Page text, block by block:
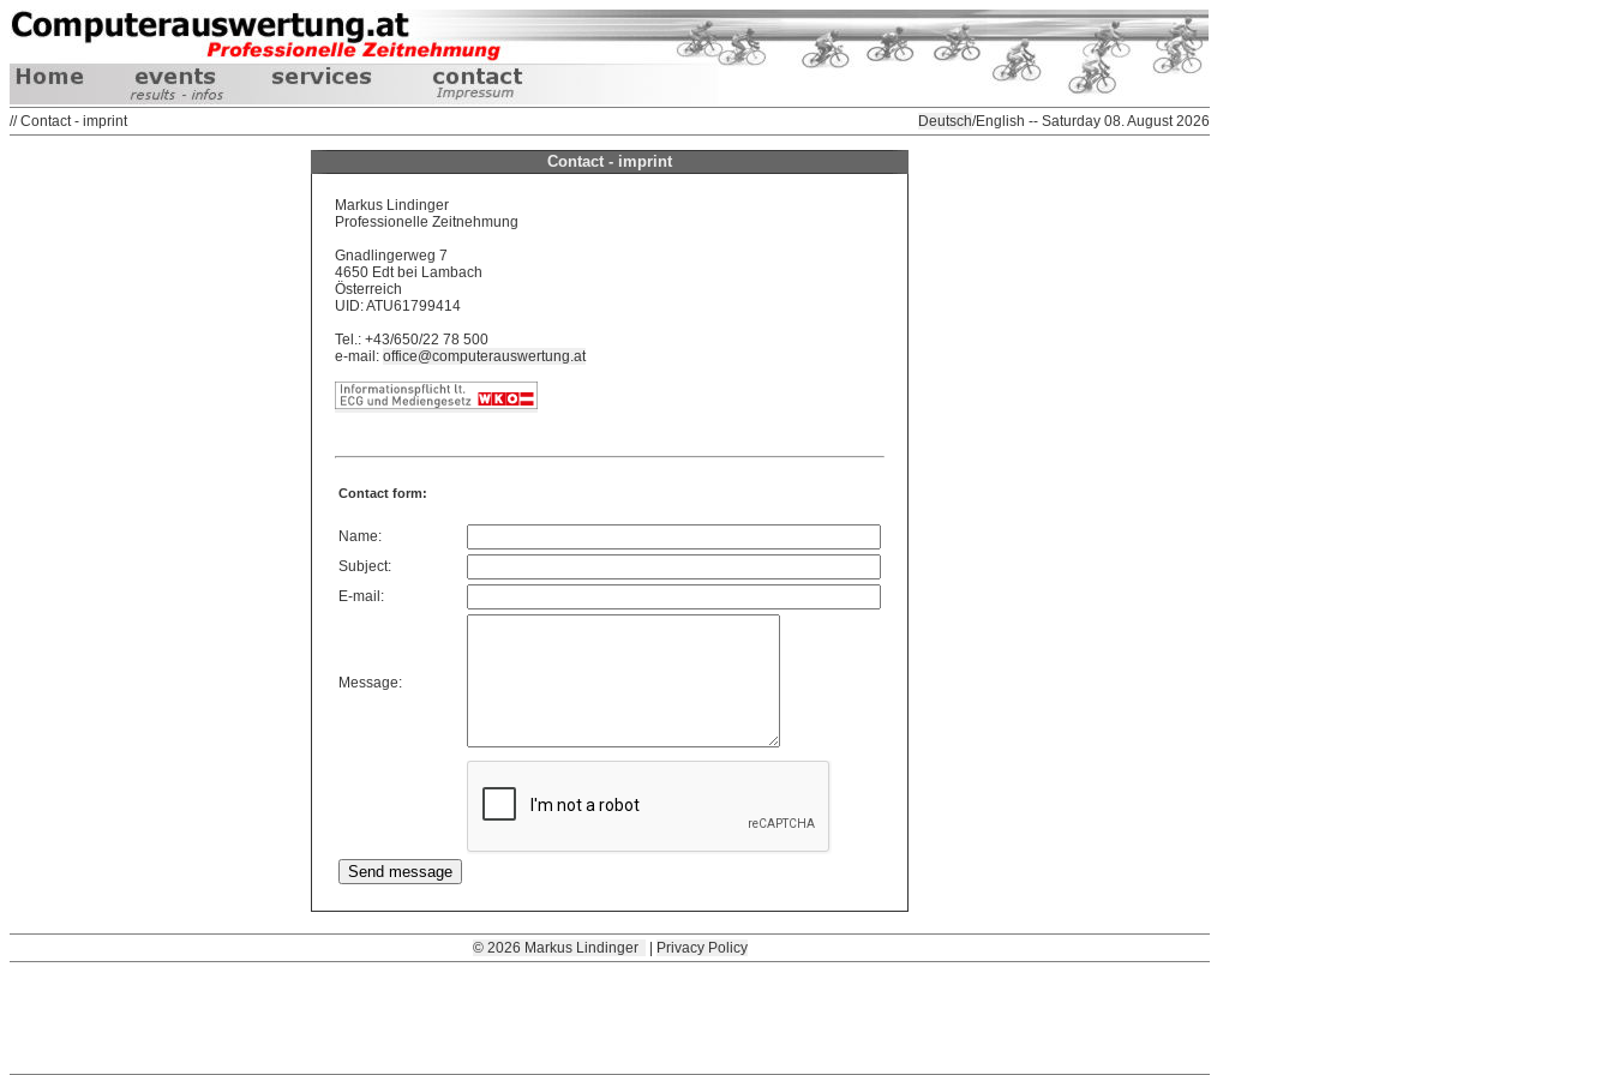
// Contact - imprint Deutsch/English -- Saturday 08. August 2026
Contact - imprint
Markus Lindinger
Professionelle Zeitnehmung
Gnadlingerweg 7
4650 Edt bei Lambach
Österreich
UID: ATU61799414
Tel.: +43/650/22 78 500
e-mail: office@computerauswertung.at
Contact form:
Name:
Subject:
E-mail:
Message:
© 2026 Markus Lindinger Privacy Policy